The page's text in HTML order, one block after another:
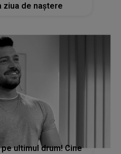
ziua de naștere
ultimul drum! Cine